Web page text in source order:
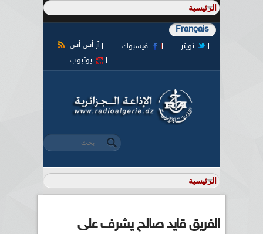
Français
آر أس أس فيسبوك
تويتر
يوتيوب
استمارة البحث
‏بحث ‏
الفريق قايد صالح يشرف على